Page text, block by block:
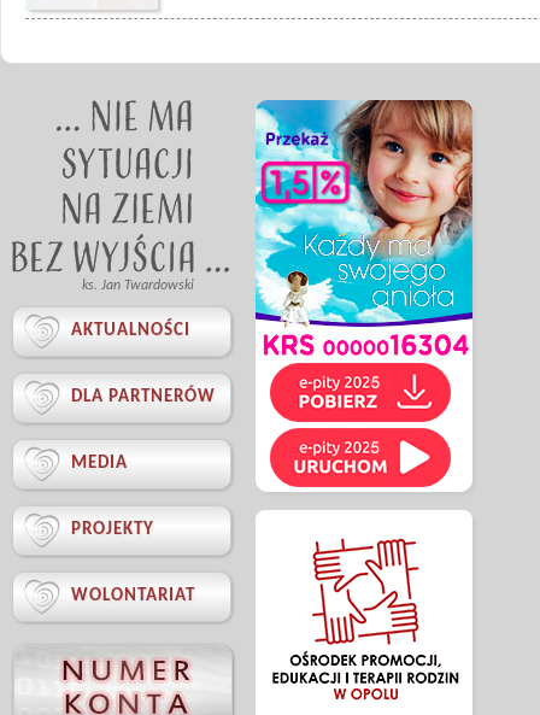
ks. Jan Twardowski
 AKTUALNOŚCI
 DLA PARTNERÓW
 MEDIA
 PROJEKTY
 WOLONTARIAT